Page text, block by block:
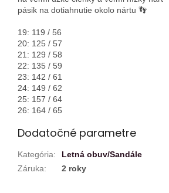
pásik na dotiahnutie okolo nártu 👣
19: 119 / 56
20: 125 / 57
21: 129 / 58
22: 135 / 59
23: 142 / 61
24: 149 / 62
25: 157 / 64
26: 164 / 65
Dodatočné parametre
Kategória:
Letná obuv/Sandále
Záruka: 2 roky